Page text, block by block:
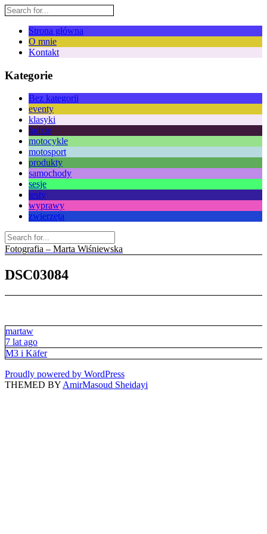
Strona główna
O mnie
Kontakt
Kategorie
Bez kategorii
eventy
klasyki
ludzie
motocykle
motosport
produkty
samochody
sesje
testy
wyprawy
zwierzęta
Fotografia – Marta Wiśniewska
DSC03084
martaw
7 lat ago
M3 i Käfer
Proudly powered by WordPress
THEMED BY AmirMasoud Sheidayi